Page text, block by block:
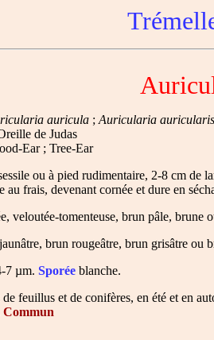
auricula ; Auricularia auricularis
de Judas
Ear ; Tree-Ear
ou à pied rudimentaire, 2-8 cm de
au frais, devenant cornée et dure en
veloutée-tomenteuse, brun pâle, brune
brun rougeâtre, brun grisâtre ou
7 µm. Sporée blanche.
feuillus et de conifères, en été et en
Commun